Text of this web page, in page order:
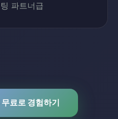
파트너급
료로 경험하기